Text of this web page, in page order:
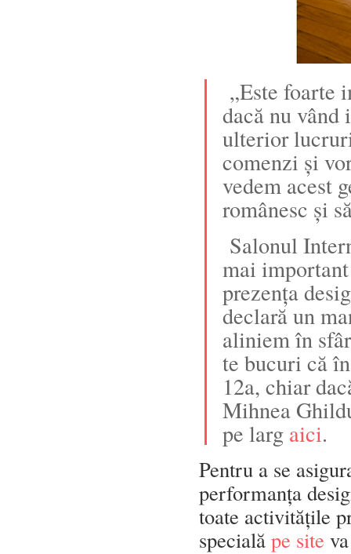
„Este foarte
dacă nu
ulterior
comenzi și
vedem acest
românesc și
Salonul
mai
prezența
declară un
aliniem în
te bucuri că
12a, chiar
Mihnea
pe larg aici.
Pentru a se
performanța
toate activitățile
specială pe site